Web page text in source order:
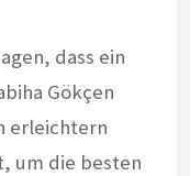
dass ein
Gökçen
erleichtern
um die besten